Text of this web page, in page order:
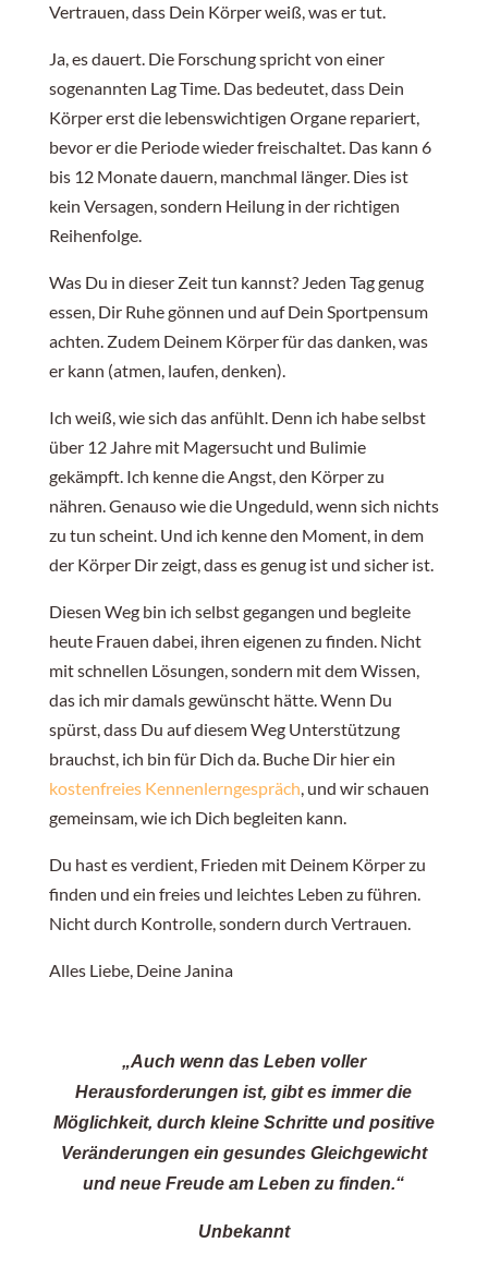
Vertrauen, dass Dein Körper weiß, was er tut.
Ja, es dauert. Die Forschung spricht von einer
sogenannten Lag Time. Das bedeutet, dass Dein
Körper erst die lebenswichtigen Organe repariert,
bevor er die Periode wieder freischaltet. Das kann 6
bis 12 Monate dauern, manchmal länger. Dies ist
kein Versagen, sondern Heilung in der richtigen
Reihenfolge.
Was Du in dieser Zeit tun kannst? Jeden Tag genug
essen, Dir Ruhe gönnen und auf Dein Sportpensum
achten. Zudem Deinem Körper für das danken, was
er kann (atmen, laufen, denken).
Ich weiß, wie sich das anfühlt. Denn ich habe selbst
über 12 Jahre mit Magersucht und Bulimie
gekämpft. Ich kenne die Angst, den Körper zu
nähren. Genauso wie die Ungeduld, wenn sich nichts
zu tun scheint. Und ich kenne den Moment, in dem
der Körper Dir zeigt, dass es genug ist und sicher ist.
Diesen Weg bin ich selbst gegangen und begleite
heute Frauen dabei, ihren eigenen zu finden. Nicht
mit schnellen Lösungen, sondern mit dem Wissen,
das ich mir damals gewünscht hätte. Wenn Du
spürst, dass Du auf diesem Weg Unterstützung
brauchst, ich bin für Dich da. Buche Dir hier ein
kostenfreies Kennenlerngespräch, und wir schauen
gemeinsam, wie ich Dich begleiten kann.
Du hast es verdient, Frieden mit Deinem Körper zu
finden und ein freies und leichtes Leben zu führen.
Nicht durch Kontrolle, sondern durch Vertrauen.
Alles Liebe, Deine Janina
„Auch wenn das Leben voller
Herausforderungen ist, gibt es immer die
Möglichkeit, durch kleine Schritte und positive
Veränderungen ein gesundes Gleichgewicht
und neue Freude am Leben zu finden.“​
Unbekannt